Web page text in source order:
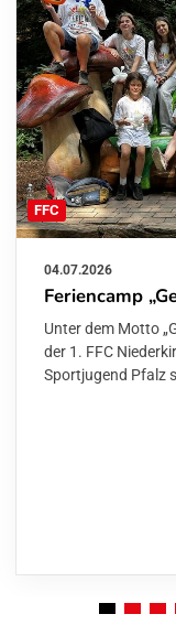
FFC
04.07.2026
Feriencamp
Unter dem Motto
der 1. FFC
Sportjugend Pfalz